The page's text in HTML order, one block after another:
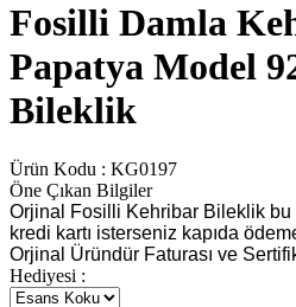
Fosilli Damla
Papatya Model
Bileklik
Ürün Kodu : KG0197
Öne Çıkan Bilgiler
Orjinal Fosilli Kehribar Bileklik
kredi kartı isterseniz kapıda
Orjinal Üründür Faturası ve
Hediyesi :